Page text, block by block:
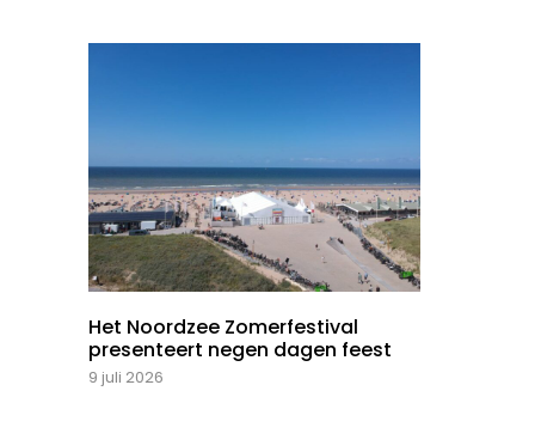
Het Noordzee Zomerfestival
presenteert negen dagen feest
9 juli 2026